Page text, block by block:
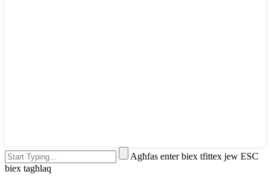
Agħfas enter biex tfittex jew ESC
biex tagħlaq